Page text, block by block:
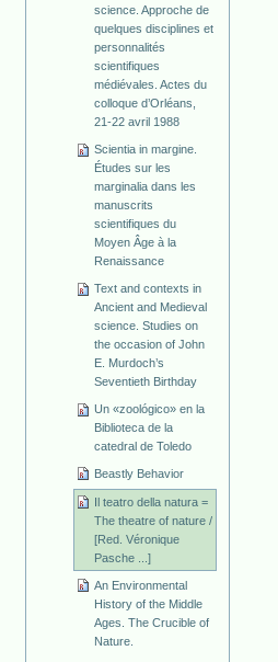
science. Approche de
quelques disciplines et
personnalités
scientifiques
médiévales. Actes du
colloque d’Orléans,
21-22 avril 1988
Scientia in margine.
Études sur les
marginalia dans les
manuscrits
scientifiques du
Moyen Âge à la
Renaissance
Text and contexts in
Ancient and Medieval
science. Studies on
the occasion of John
E. Murdoch’s
Seventieth Birthday
Un «zoológico» en la
Biblioteca de la
catedral de Toledo
Beastly Behavior
Il teatro della natura =
The theatre of nature /
[Red. Véronique
Pasche ...]
An Environmental
History of the Middle
Ages. The Crucible of
Nature.